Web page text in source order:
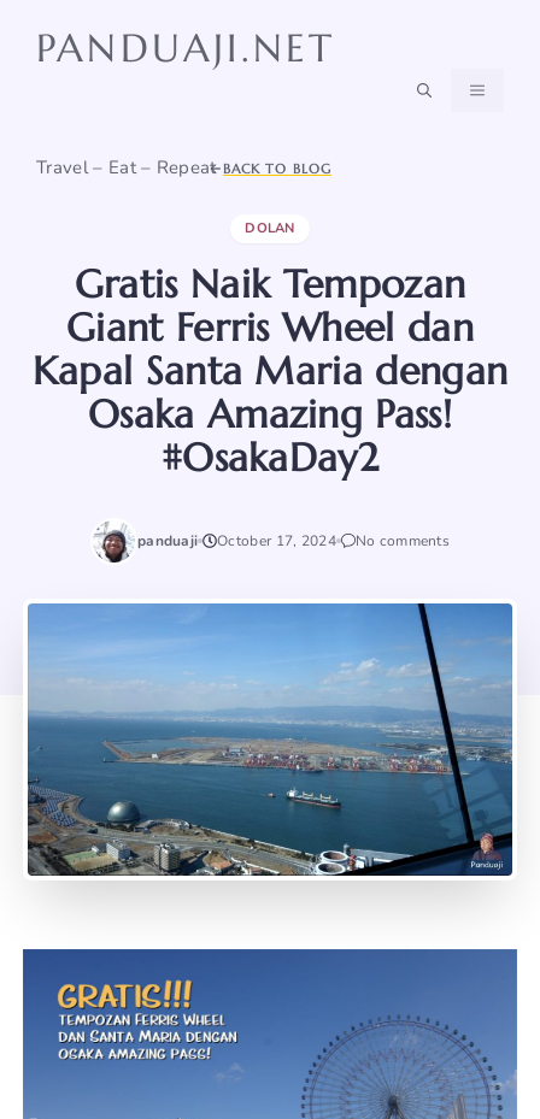
PANDUAJI.NET
Travel – Eat – Repeat
MENU
BACK TO BLOG
DOLAN
Gratis Naik Tempozan
Giant Ferris Wheel dan
Kapal Santa Maria dengan
Osaka Amazing Pass!
#OsakaDay2
panduaji October 17, 2024 No comments